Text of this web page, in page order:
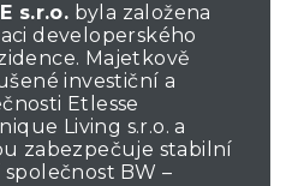
s.r.o. byla založena
developerského
Majetkově
investiční a
Etlesse
Living s.r.o. a
zabezpečuje stabilní
BW –